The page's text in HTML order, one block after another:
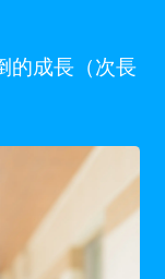
的成長（次長